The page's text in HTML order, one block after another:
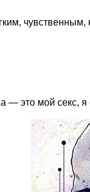
— это мой секс,